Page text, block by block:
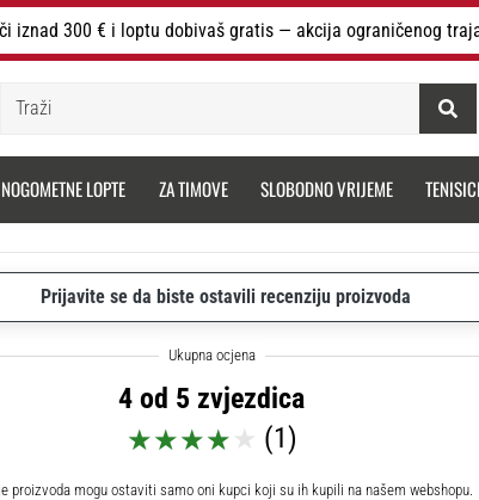
iznad 300 € i loptu dobivaš gratis — akcija ograničenog
NOGOMETNE LOPTE ZA TIMOVE SLOBODNO VRIJEME
Prijavite se da biste ostavili recenziju proizvoda
4 od 5 zvjezdica
(1)
proizvoda mogu ostaviti samo oni kupci koji su ih kupili na našem webshopu.